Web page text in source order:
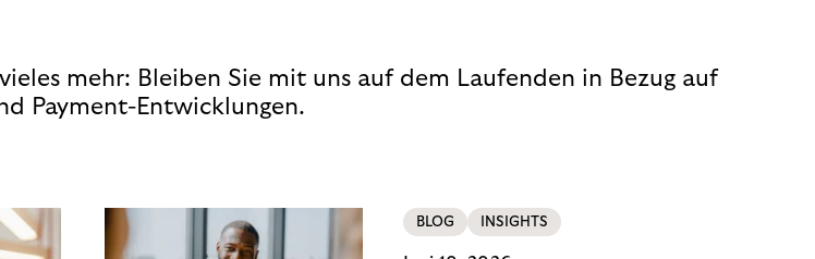
mehr: Bleiben Sie mit uns auf dem Laufenden in Bezug auf
Payment-Entwicklungen.
BLOG INSIGHTS